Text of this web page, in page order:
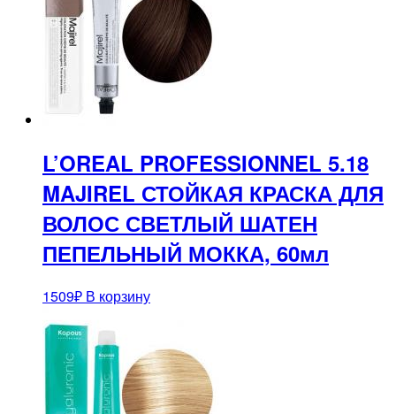
L’OREAL PROFESSIONNEL 5.18
MAJIREL СТОЙКАЯ КРАСКА ДЛЯ
ВОЛОС СВЕТЛЫЙ ШАТЕН
ПЕПЕЛЬНЫЙ МОККА, 60мл
1509₽ В корзину